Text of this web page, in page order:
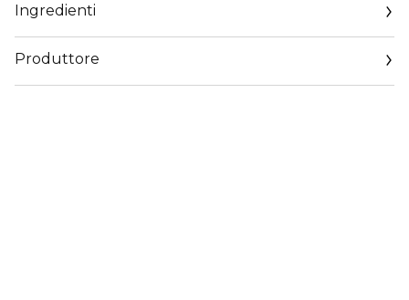
Ingredienti
Produttore